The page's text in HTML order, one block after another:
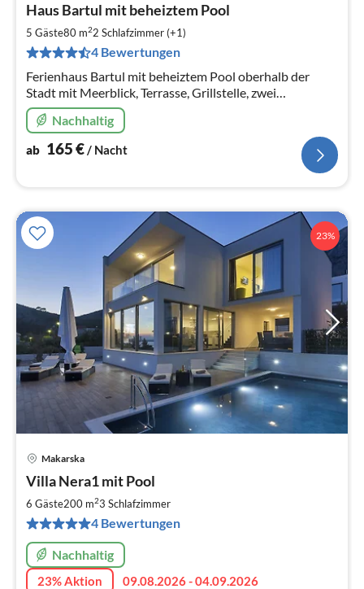
Haus Bartul mit beheiztem Pool
5 Gäste80 m22 Schlafzimmer (+1)
4 Bewertungen
Ferienhaus Bartul mit beheiztem Pool oberhalb der
Stadt mit Meerblick, Terrasse, Grillstelle, zwei
Schlafzimmern, Internet, TV/SAT. Ideal für Familien
Nachhaltig
ab 165€/ Nacht
23%
Makarska
Villa Nera1 mit Pool
6 Gäste200 m23 Schlafzimmer
4 Bewertungen
Nachhaltig
23% Aktion
09.08.2026 - 04.09.2026